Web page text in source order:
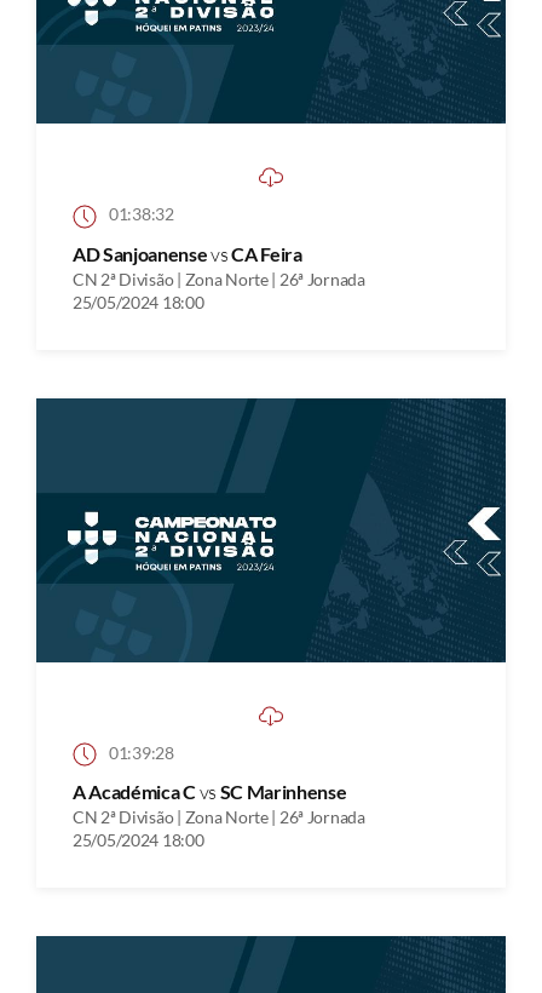
01:38:32
AD SanjoanensevsCA Feira
CN 2ª Divisão | Zona Norte | 26ª Jornada
25/05/2024 18:00
01:39:28
A Académica Cvs SC Marinhense
CN 2ª Divisão | Zona Norte | 26ª Jornada
25/05/2024 18:00